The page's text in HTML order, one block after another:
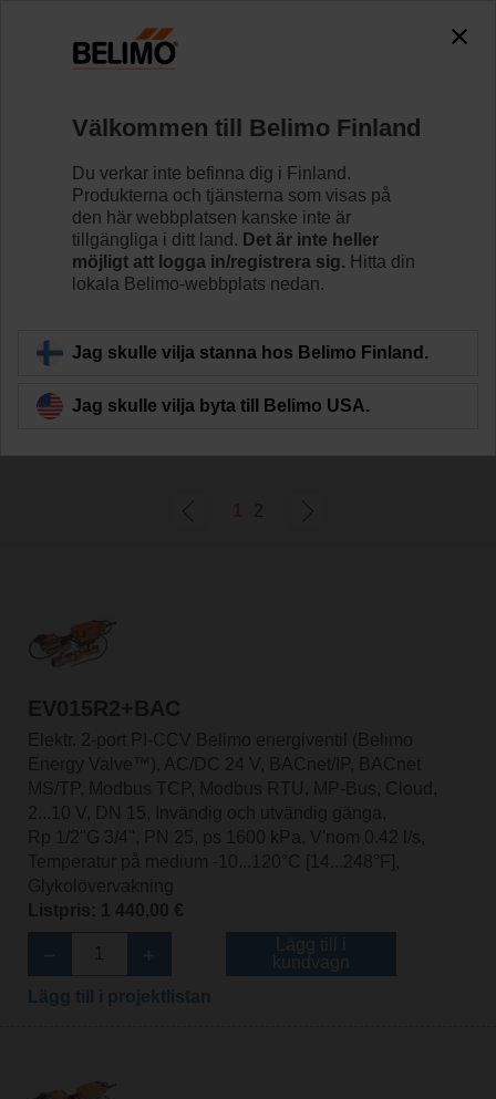
Belimo Energy Valve™
Belimo Energy Valve™ är en tryckoberoende
reglerventil som dessutom övervakar värmeväxlarens
prestanda och energiförbrukning. Den kan även hantera
Delta T och kommunicerar med IoT-molnet.
Läs mer
1 2
EV015R2+BAC
Elektr. 2-port PI-CCV Belimo energiventil (Belimo
Energy Valve™), AC/DC 24 V, BACnet/IP, BACnet
MS/TP, Modbus TCP, Modbus RTU, MP-Bus, Cloud,
2...10 V, DN 15, Invändig och utvändig gänga,
Rp 1/2"G 3/4", PN 25, ps 1600 kPa, V'nom 0.42 l/s,
Temperatur på medium -10...120°C [14...248°F],
Glykolövervakning
Listpris: 1 440,00 €
Välkommen till Belimo Finland
Du verkar inte befinna dig i Finland.
Produkterna och tjänsterna som visas på
den här webbplatsen kanske inte är
tillgängliga i ditt land. Det är inte heller
möjligt att logga in/registrera sig. Hitta din
lokala Belimo-webbplats nedan.
Jag skulle vilja stanna hos Belimo Finland.
Jag skulle vilja byta till Belimo USA.